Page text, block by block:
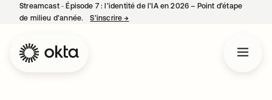
Streamcast ‑ Épisode 7 : l’identité de l’IA en 2026 – Point d’étape
de milieu d’année.
S’inscrire→